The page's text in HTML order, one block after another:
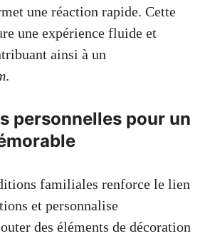
une réaction rapide. Cette
une expérience fluide et
ainsi à un
.
personnelles pour un
familiales renforce le lien
et personnalise
des éléments de décoration